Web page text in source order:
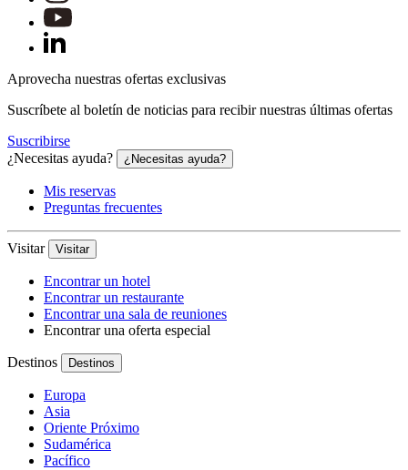
Aprovecha nuestras ofertas exclusivas
Suscríbete al boletín de noticias para recibir nuestras últimas ofertas
Suscribirse
¿Necesitas ayuda?
¿Necesitas ayuda?
Mis reservas
Preguntas frecuentes
Visitar Visitar
Encontrar un hotel
Encontrar un restaurante
Encontrar una sala de reuniones
Encontrar una oferta especial
Destinos Destinos
Europa
Asia
Oriente Próximo
Sudamérica
Pacífico